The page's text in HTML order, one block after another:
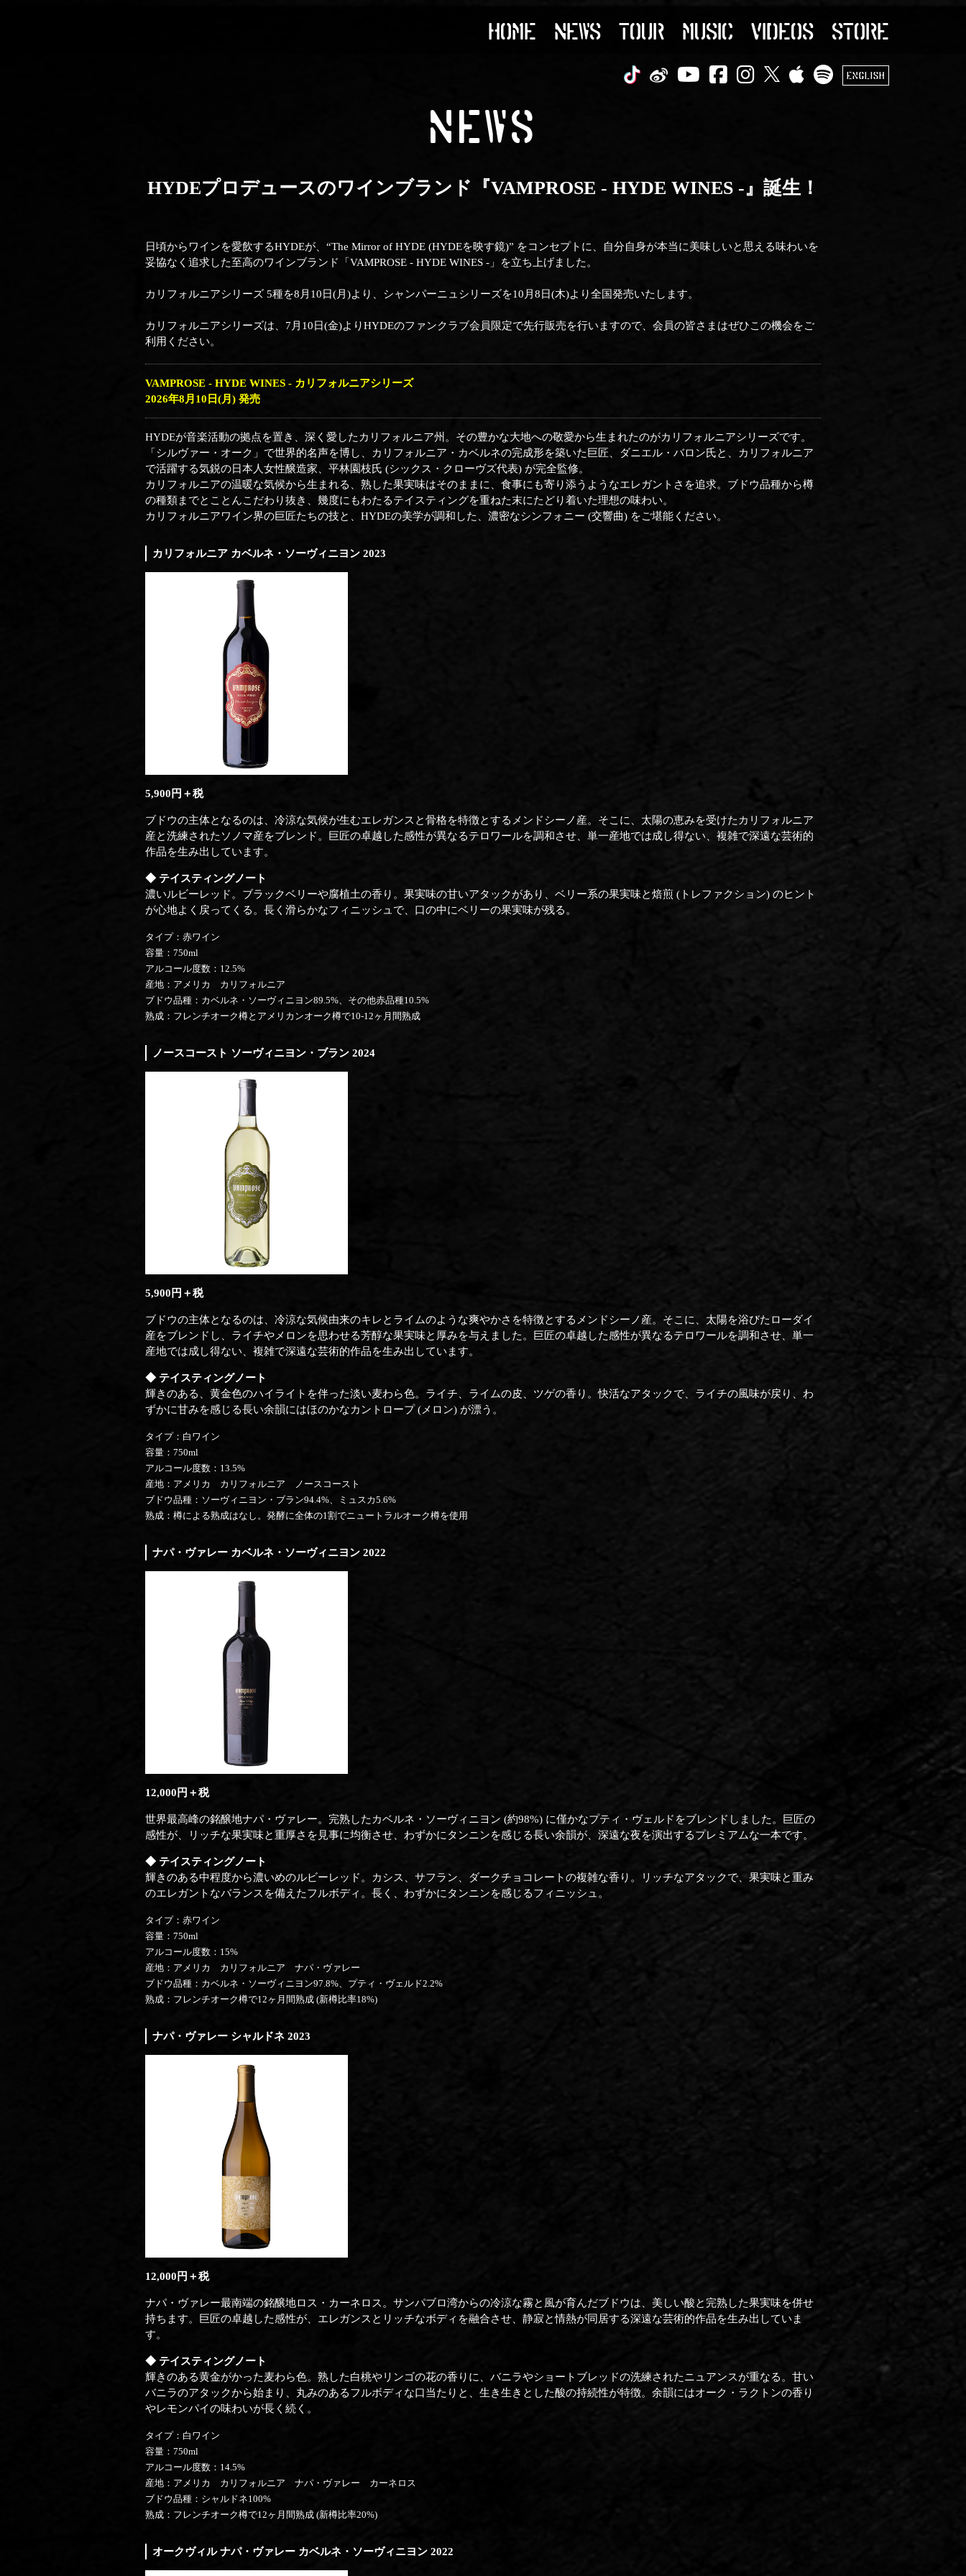
HOME NEWS TOUR MUSIC VIDEOS STORE
ENGLISH
NEWS
HYDEプロデュースのワインブランド『VAMPROSE - HYDE WINES -』誕生！
日頃からワインを愛飲するHYDEが、“The Mirror of HYDE (HYDEを映す鏡)” をコンセプトに、自分自身が本当に美味しいと思える味わいを
妥協なく追求した至高のワインブランド「VAMPROSE - HYDE WINES -」を立ち上げました。
カリフォルニアシリーズ 5種を8月10日(月)より、シャンパーニュシリーズを10月8日(木)より全国発売いたします。
カリフォルニアシリーズは、7月10日(金)よりHYDEのファンクラブ会員限定で先行販売を行いますので、会員の皆さまはぜひこの機会をご
利用ください。
VAMPROSE - HYDE WINES - カリフォルニアシリーズ
2026年8月10日(月) 発売
HYDEが音楽活動の拠点を置き、深く愛したカリフォルニア州。その豊かな大地への敬愛から生まれたのがカリフォルニアシリーズです。
「シルヴァー・オーク」で世界的名声を博し、カリフォルニア・カベルネの完成形を築いた巨匠、ダニエル・バロン氏と、カリフォルニア
で活躍する気鋭の日本人女性醸造家、平林園枝氏 (シックス・クローヴズ代表) が完全監修。
カリフォルニアの温暖な気候から生まれる、熟した果実味はそのままに、食事にも寄り添うようなエレガントさを追求。ブドウ品種から樽
の種類までとことんこだわり抜き、幾度にもわたるテイスティングを重ねた末にたどり着いた理想の味わい。
カリフォルニアワイン界の巨匠たちの技と、HYDEの美学が調和した、濃密なシンフォニー (交響曲) をご堪能ください。
カリフォルニア カベルネ・ソーヴィニヨン 2023
5,900円＋税
ブドウの主体となるのは、冷涼な気候が生むエレガンスと骨格を特徴とするメンドシーノ産。そこに、太陽の恵みを受けたカリフォルニア
産と洗練されたソノマ産をブレンド。巨匠の卓越した感性が異なるテロワールを調和させ、単一産地では成し得ない、複雑で深遠な芸術的
作品を生み出しています。
◆ テイスティングノート
濃いルビーレッド。ブラックベリーや腐植土の香り。果実味の甘いアタックがあり、ベリー系の果実味と焙煎 (トレファクション) のヒント
が心地よく戻ってくる。長く滑らかなフィニッシュで、口の中にベリーの果実味が残る。
タイプ：赤ワイン
容量：750ml
アルコール度数：12.5%
産地：アメリカ カリフォルニア
ブドウ品種：カベルネ・ソーヴィニヨン89.5%、その他赤品種10.5%
熟成：フレンチオーク樽とアメリカンオーク樽で10-12ヶ月間熟成
ノースコースト ソーヴィニヨン・ブラン 2024
5,900円＋税
ブドウの主体となるのは、冷涼な気候由来のキレとライムのような爽やかさを特徴とするメンドシーノ産。そこに、太陽を浴びたローダイ
産をブレンドし、ライチやメロンを思わせる芳醇な果実味と厚みを与えました。巨匠の卓越した感性が異なるテロワールを調和させ、単一
産地では成し得ない、複雑で深遠な芸術的作品を生み出しています。
◆ テイスティングノート
輝きのある、黄金色のハイライトを伴った淡い麦わら色。ライチ、ライムの皮、ツゲの香り。快活なアタックで、ライチの風味が戻り、わ
ずかに甘みを感じる長い余韻にはほのかなカントロープ (メロン) が漂う。
タイプ：白ワイン
容量：750ml
アルコール度数：13.5%
産地：アメリカ カリフォルニア ノースコースト
ブドウ品種：ソーヴィニヨン・ブラン94.4%、ミュスカ5.6%
熟成：樽による熟成はなし。発酵に全体の1割でニュートラルオーク樽を使用
ナパ・ヴァレー カベルネ・ソーヴィニヨン 2022
12,000円＋税
世界最高峰の銘醸地ナパ・ヴァレー。完熟したカベルネ・ソーヴィニヨン (約98%) に僅かなプティ・ヴェルドをブレンドしました。巨匠の
感性が、リッチな果実味と重厚さを見事に均衡させ、わずかにタンニンを感じる長い余韻が、深遠な夜を演出するプレミアムな一本です。
◆ テイスティングノート
輝きのある中程度から濃いめのルビーレッド。カシス、サフラン、ダークチョコレートの複雑な香り。リッチなアタックで、果実味と重み
のエレガントなバランスを備えたフルボディ。長く、わずかにタンニンを感じるフィニッシュ。
タイプ：赤ワイン
容量：750ml
アルコール度数：15%
産地：アメリカ カリフォルニア ナパ・ヴァレー
ブドウ品種：カベルネ・ソーヴィニヨン97.8%、プティ・ヴェルド2.2%
熟成：フレンチオーク樽で12ヶ月間熟成 (新樽比率18%)
ナパ・ヴァレー シャルドネ 2023
12,000円＋税
ナパ・ヴァレー最南端の銘醸地ロス・カーネロス。サンパブロ湾からの冷涼な霧と風が育んだブドウは、美しい酸と完熟した果実味を併せ
持ちます。巨匠の卓越した感性が、エレガンスとリッチなボディを融合させ、静寂と情熱が同居する深遠な芸術的作品を生み出していま
す。
◆ テイスティングノート
輝きのある黄金がかった麦わら色。熟した白桃やリンゴの花の香りに、バニラやショートブレッドの洗練されたニュアンスが重なる。甘い
バニラのアタックから始まり、丸みのあるフルボディな口当たりと、生き生きとした酸の持続性が特徴。余韻にはオーク・ラクトンの香り
やレモンパイの味わいが長く続く。
タイプ：白ワイン
容量：750ml
アルコール度数：14.5%
産地：アメリカ カリフォルニア ナパ・ヴァレー カーネロス
ブドウ品種：シャルドネ100%
熟成：フレンチオーク樽で12ヶ月間熟成 (新樽比率20%)
オークヴィル ナパ・ヴァレー カベルネ・ソーヴィニヨン 2022